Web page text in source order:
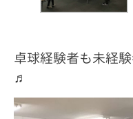
卓球経験者も未経
♬